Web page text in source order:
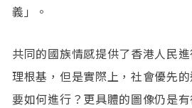
義」。
共同的國族情感提供了香港人民
理根基，但是實際上，社會優先
要如何進行？更具體的圖像仍是